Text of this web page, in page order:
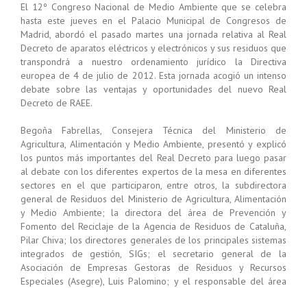
El 12º Congreso Nacional de Medio Ambiente que se celebra
hasta este jueves en el Palacio Municipal de Congresos de
Madrid, abordó el pasado martes una jornada relativa al Real
Decreto de aparatos eléctricos y electrónicos y sus residuos que
transpondrá a nuestro ordenamiento jurídico la Directiva
europea de 4 de julio de 2012. Esta jornada acogió un intenso
debate sobre las ventajas y oportunidades del nuevo Real
Decreto de RAEE.
Begoña Fabrellas, Consejera Técnica del Ministerio de
Agricultura, Alimentación y Medio Ambiente, presentó y explicó
los puntos más importantes del Real Decreto para luego pasar
al debate con los diferentes expertos de la mesa en diferentes
sectores en el que participaron, entre otros, la subdirectora
general de Residuos del Ministerio de Agricultura, Alimentación
y Medio Ambiente; la directora del área de Prevención y
Fomento del Reciclaje de la Agencia de Residuos de Cataluña,
Pilar Chiva; los directores generales de los principales sistemas
integrados de gestión, SIGs; el secretario general de la
Asociación de Empresas Gestoras de Residuos y Recursos
Especiales (Asegre), Luis Palomino; y el responsable del área